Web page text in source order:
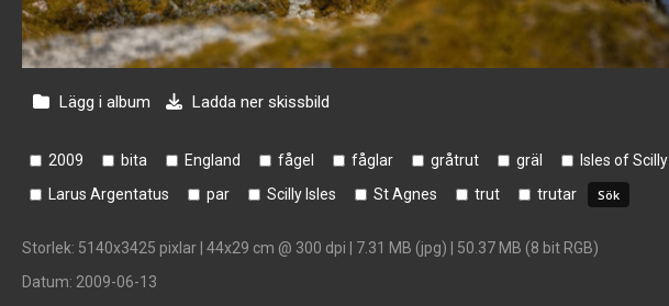
Lägg i album Ladda ner skissbild
2009 bita England fågel fåglar gråtrut gräl Isles of Scilly
Larus Argentatus
par Scilly Isles St Agnes trut trutar
Storlek: 5140x3425 pixlar | 44x29 cm @ 300 dpi | 7.31 MB (jpg) | 50.37 MB (8 bit RGB)
Datum: 2009-06-13